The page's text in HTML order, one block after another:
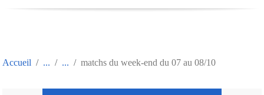
Accueil matchs du week-end du 07 au 08/10